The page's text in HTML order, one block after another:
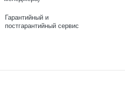
Гарантийный и
постгарантийный сервис